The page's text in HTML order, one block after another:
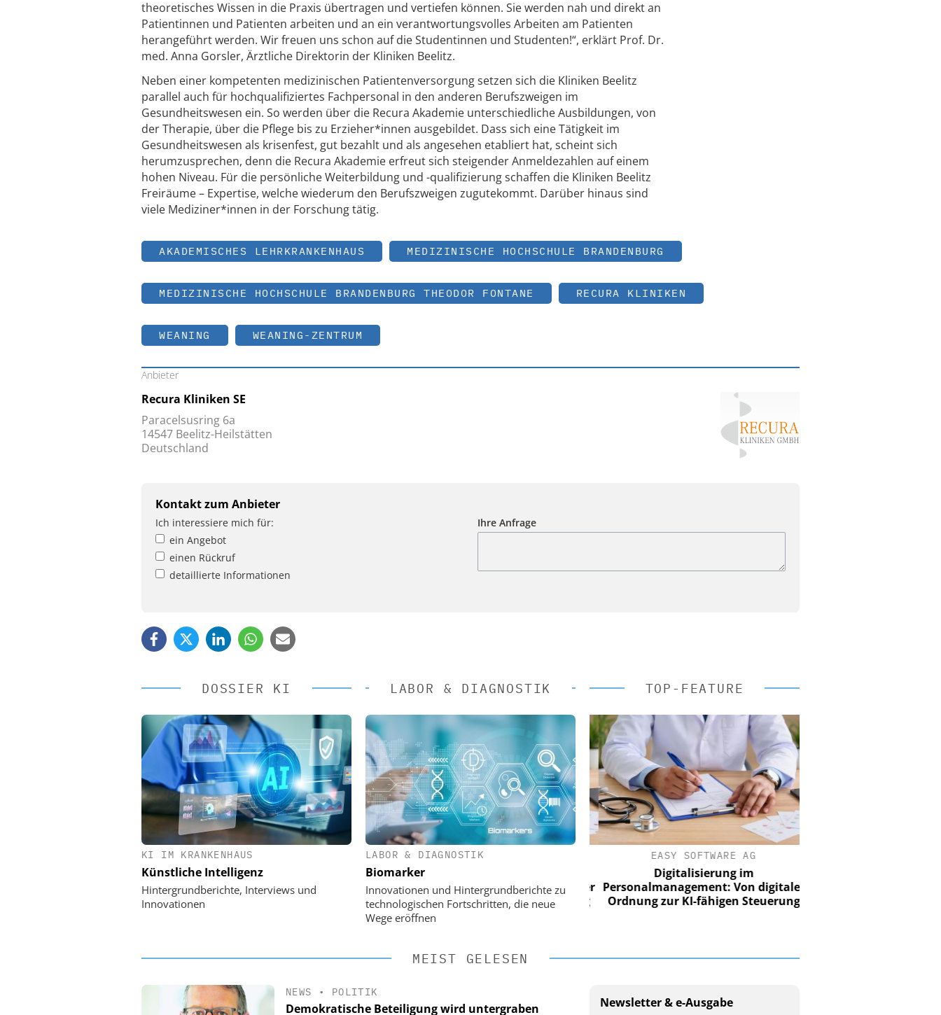
theoretisches Wissen in die Praxis übertragen und vertiefen können. Sie werden nah und direkt an
Patientinnen und Patienten arbeiten und an ein verantwortungsvolles Arbeiten am Patienten
herangeführt werden. Wir freuen uns schon auf die Studentinnen und Studenten!“, erklärt Prof. Dr.
med. Anna Gorsler, Ärztliche Direktorin der Kliniken Beelitz.
Neben einer kompetenten medizinischen Patientenversorgung setzen sich die Kliniken Beelitz
parallel auch für hochqualifiziertes Fachpersonal in den anderen Berufszweigen im
Gesundheitswesen ein. So werden über die Recura Akademie unterschiedliche Ausbildungen, von
der Therapie, über die Pflege bis zu Erzieher*innen ausgebildet. Dass sich eine Tätigkeit im
Gesundheitswesen als krisenfest, gut bezahlt und als angesehen etabliert hat, scheint sich
herumzusprechen, denn die Recura Akademie erfreut sich steigender Anmeldezahlen auf einem
hohen Niveau. Für die persönliche Weiterbildung und -qualifizierung schaffen die Kliniken Beelitz
Freiräume – Expertise, welche wiederum den Berufszweigen zugutekommt. Darüber hinaus sind
viele Mediziner*innen in der Forschung tätig.
AKADEMISCHES LEHRKRANKENHAUS MEDIZINISCHE HOCHSCHULE BRANDENBURG
MEDIZINISCHE HOCHSCHULE BRANDENBURG THEODOR FONTANE RECURA KLINIKEN
WEANING WEANING-ZENTRUM
Anbieter
Recura Kliniken SE
Paracelsusring 6a
14547 Beelitz-Heilstätten
Deutschland
Kontakt zum Anbieter
Ich interessiere mich für:
ein Angebot
einen Rückruf
detaillierte Informationen
Ihre Anfrage
DOSSIER KI
KI IM KRANKENHAUS
Künstliche Intelligenz
Hintergrundberichte, Interviews und
Innovationen
LABOR & DIAGNOSTIK
LABOR & DIAGNOSTIK
Biomarker
Innovationen und Hintergrundberichte zu
technologischen Fortschritten, die neue
Wege eröffnen
TOP-FEATURE
EASY SOFTWARE AG
Digitalisierung im
Personalmanagement: Von digitaler
Ordnung zur KI-fähigen Steuerung
EASY SOFTWARE AG
Personalmanagement: Von digitaler
Ordnung zur KI-fähigen Steuerung
EASY SOFTWARE AG
Digitalisierung im
Personalmanagement: Von digitaler
Ordnung zur KI-fähigen Steuerung
MEIST GELESEN
NEWS • POLITIK
Demokratische Beteiligung wird untergraben Newsletter & e-Ausgabe